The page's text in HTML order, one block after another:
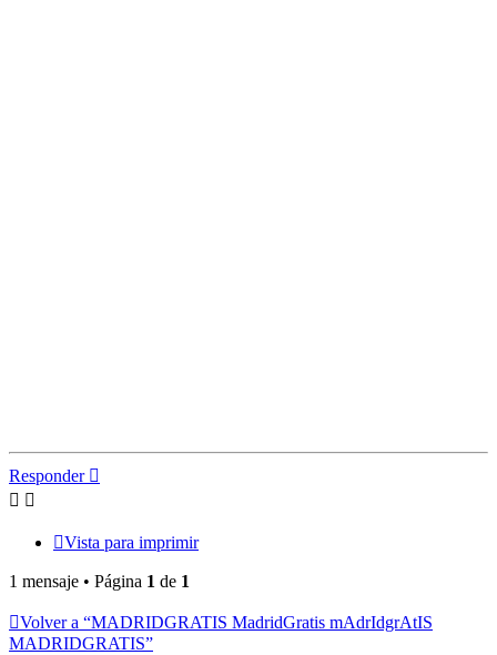
Responder
Vista para imprimir
1 mensaje • Página 1 de 1
Volver a “MADRIDGRATIS MadridGratis mAdrIdgrAtIS
MADRIDGRATIS”